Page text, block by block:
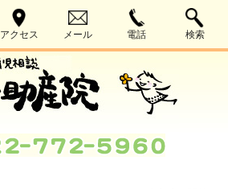
アクセス メール 電話 検索